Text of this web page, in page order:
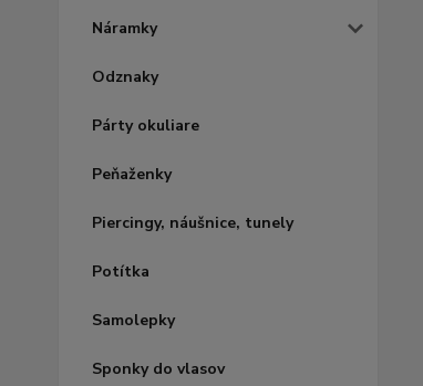
Náramky
Odznaky
Párty okuliare
Peňaženky
Piercingy, náušnice, tunely
Potítka
Samolepky
Sponky do vlasov